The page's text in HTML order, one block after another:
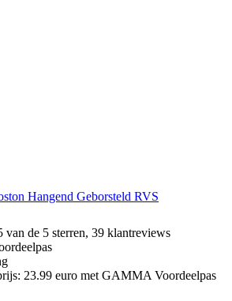
Hangend Geborsteld RVS
van de 5 sterren, 39 klantreviews
23.99 euro met GAMMA Voordeelpas